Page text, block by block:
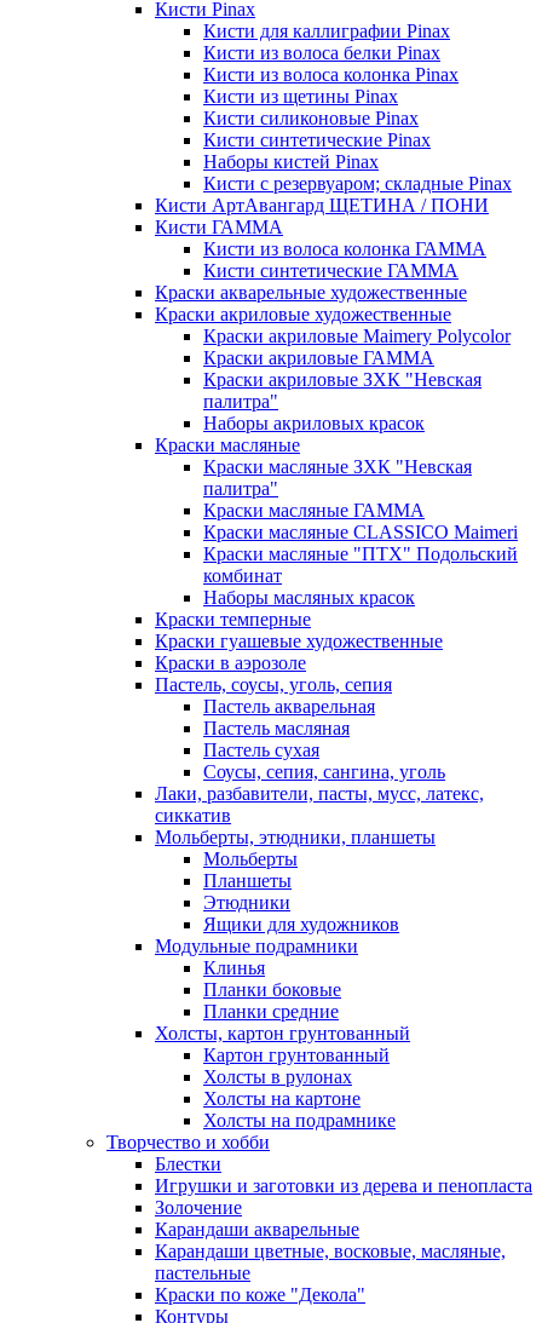
Кисти Pinax
Кисти для каллиграфии Pinax
Кисти из волоса белки Pinax
Кисти из волоса колонка Pinax
Кисти из щетины Pinax
Кисти силиконовые Pinax
Кисти синтетические Pinax
Наборы кистей Pinax
Кисти с резервуаром; складные Pinax
Кисти АртАвангард ЩЕТИНА / ПОНИ
Кисти ГАММА
Кисти из волоса колонка ГАММА
Кисти синтетические ГАММА
Краски акварельные художественные
Краски акриловые художественные
Краски акриловые Maimery Polycolor
Краски акриловые ГАММА
Краски акриловые ЗХК "Невская
палитра"
Наборы акриловых красок
Краски масляные
Краски масляные ЗХК "Невская
палитра"
Краски масляные ГАММА
Краски масляные CLASSICO Maimeri
Краски масляные "ПТХ" Подольский
комбинат
Наборы масляных красок
Краски темперные
Краски гуашевые художественные
Краски в аэрозоле
Пастель, соусы, уголь, сепия
Пастель акварельная
Пастель масляная
Пастель сухая
Соусы, сепия, сангина, уголь
Лаки, разбавители, пасты, мусс, латекс,
сиккатив
Мольберты, этюдники, планшеты
Мольберты
Планшеты
Этюдники
Ящики для художников
Модульные подрамники
Клинья
Планки боковые
Планки средние
Холсты, картон грунтованный
Картон грунтованный
Холсты в рулонах
Холсты на картоне
Холсты на подрамнике
Творчество и хобби
Блестки
Игрушки и заготовки из дерева и пенопласта
Золочение
Карандаши акварельные
Карандаши цветные, восковые, масляные,
пастельные
Краски по коже "Декола"
Контуры